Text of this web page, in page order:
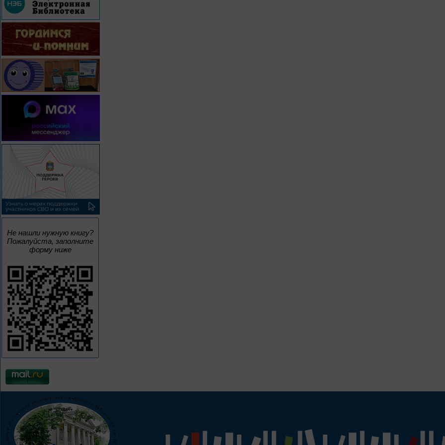
Не нашли нужную книгу?
Пожалуйста, заполните
форму ниже